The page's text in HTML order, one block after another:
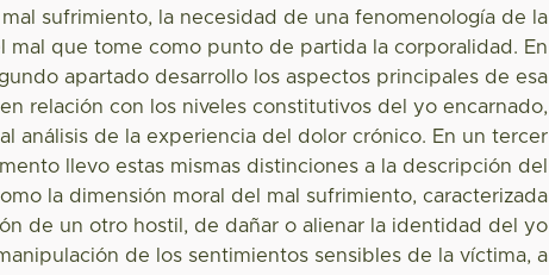
sufrimiento, la necesidad de una fenomenología de la
mal que tome como punto de partida la corporalidad. En
apartado desarrollo los aspectos principales de esa
relación con los niveles constitutivos del yo encarnado,
análisis de la experiencia del dolor crónico. En un tercer
llevo estas mismas distinciones a la descripción del
la dimensión moral del mal sufrimiento, caracterizada
de un otro hostil, de dañar o alienar la identidad del yo
de los sentimientos sensibles de la víctima, a